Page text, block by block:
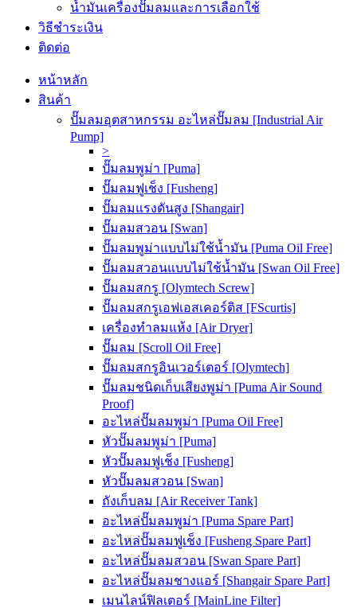
น้ำมันเครื่องปั๊มลมและการเลือกใช้
วิธีชำระเงิน
ติดต่อ
หน้าหลัก
สินค้า
ปั๊มลมอุตสาหกรรม อะไหล่ปั๊มลม [Industrial Air
Pump]
>
ปั๊มลมพูม่า [Puma]
ปั๊มลมฟูเช็ง [Fusheng]
ปั๊มลมแรงดันสูง [Shangair]
ปั๊มลมสวอน [Swan]
ปั๊มลมพูม่าแบบไม่ใช้น้ำมัน [Puma Oil Free]
ปั๊มลมสวอนแบบไม่ใช้น้ำมัน [Swan Oil Free]
ปั๊มลมสกรู [Olymtech Screw]
ปั๊มลมสกรูเอฟเอสเคอร์ติส [FScurtis]
เครื่องทำลมแห้ง [Air Dryer]
ปั๊มลม [Scroll Oil Free]
ปั๊มลมสกรูอินเวอร์เตอร์ [Olymtech]
ปั๊มลมชนิดเก็บเสียงพูม่า [Puma Air Sound
Proof]
อะไหล่ปั๊มลมพูม่า [Puma Oil Free]
หัวปั๊มลมพูม่า [Puma]
หัวปั๊มลมฟูเช็ง [Fusheng]
หัวปั๊มลมสวอน [Swan]
ถังเก็บลม [Air Receiver Tank]
อะไหล่ปั๊มลมพูม่า [Puma Spare Part]
อะไหล่ปั๊มลมฟูเช็ง [Fusheng Spare Part]
อะไหล่ปั๊มลมสวอน [Swan Spare Part]
อะไหล่ปั๊มลมชางแอร์ [Shangair Spare Part]
เมนไลน์ฟิลเตอร์ [MainLine Filter]